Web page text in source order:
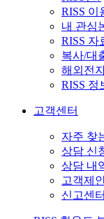
RISS 이
내 관심
RISS 자
복사/대
해외전
RISS 정
고객센터
자주 찾
상담 신
상담 내
고객제
신고센터